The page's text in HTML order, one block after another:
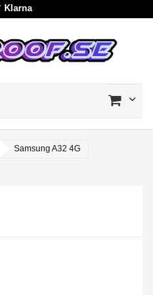
Klarna
Samsung A32 4G